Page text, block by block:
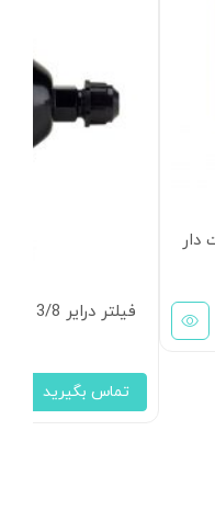
فیلتر درایر 3/8 مهره ای دانفوس سری DCL 083
تماس بگیرید